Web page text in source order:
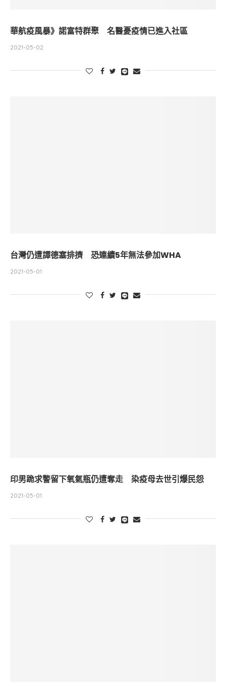
華航疫風暴》諾富特群聚 名醫憂疫情已進入社區
2021-05-02
台灣仍遭譚德塞排擠 恐連續5年無法參加WHA
2021-05-01
印男跪求警留下氧氣瓶仍遭奪走 染疫母去世引爆民怨
2021-05-01